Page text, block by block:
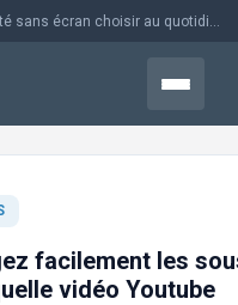
Menu
facilement les
vidéo Youtube